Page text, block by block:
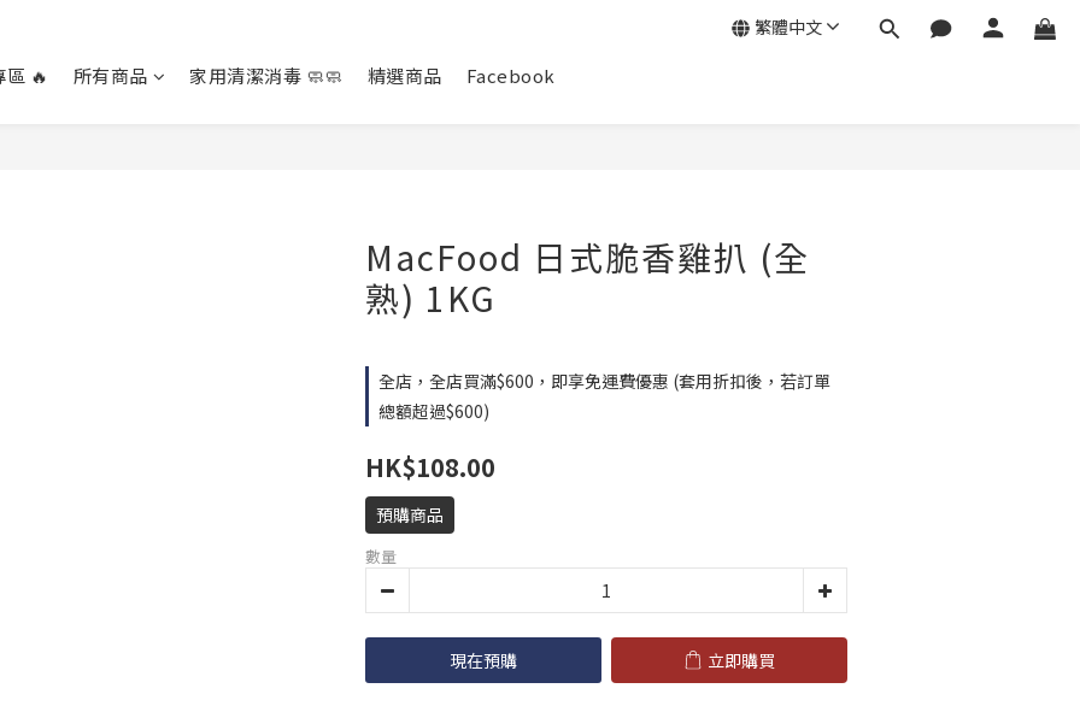
區 🔥 所有商品 家用清潔消毒 🧼🧼 精選商品 Facebook
繁體中文
MacFood 日式脆香雞扒 (全
熟) 1KG
全店，全店買滿$600，即享免運費優惠 (套用折扣後，若訂單
總額超過$600)
HK$108.00
預購商品
數量
現在預購 立即購買